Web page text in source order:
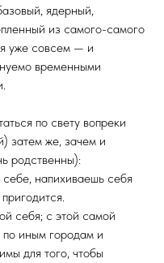
ядерный,
из самого-самого
уже совсем — и
временными
по свету вопреки
затем же, зачем и
родственны):
напихиваешь себя
себя; с этой самой
иным городам и
для того, чтобы